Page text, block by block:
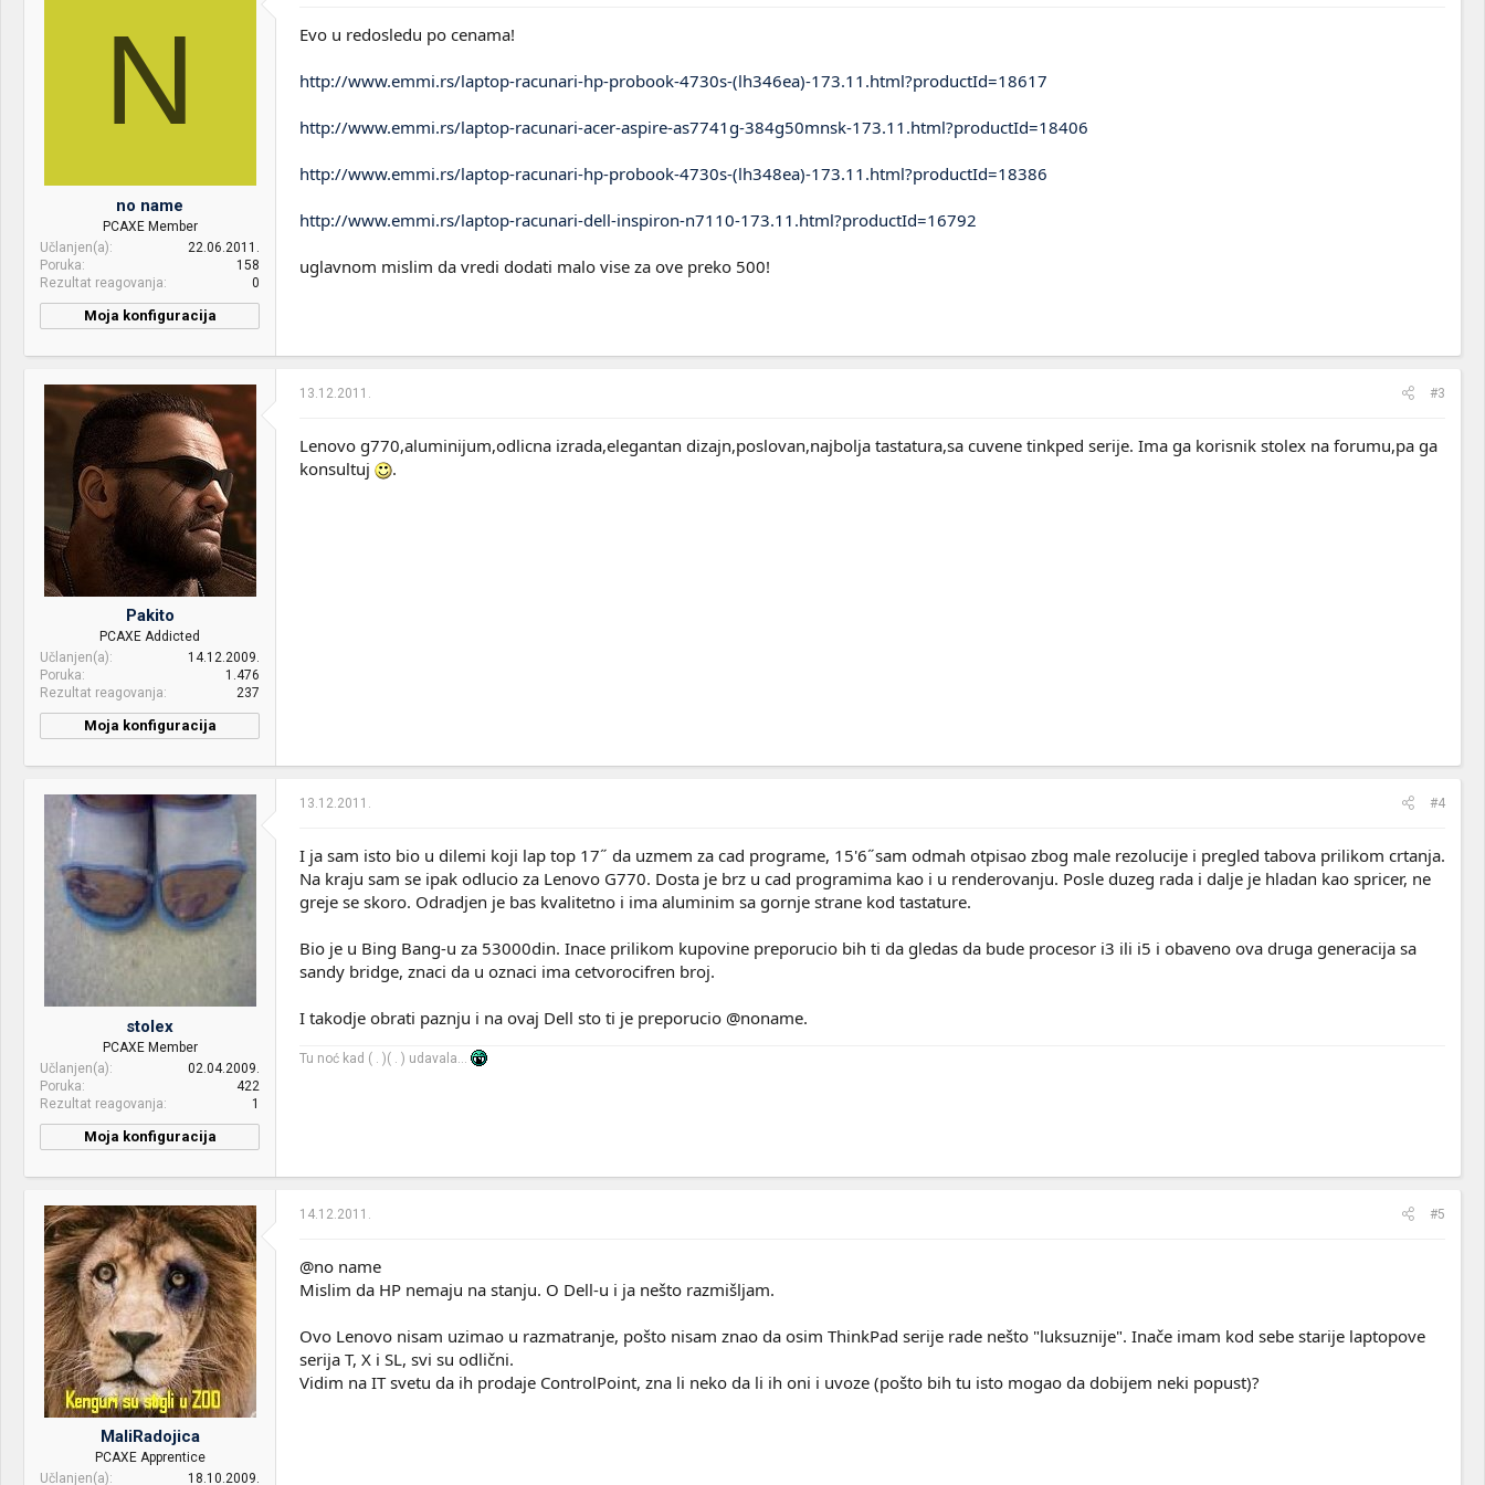
VGA & cooler:
100GB
OS & Browser: Win7
N
no name
PCAXE Member
Učlanjen(a)
22.06.2011.
Poruka
158
Rezultat reagovanja
0
Moja konfiguracija
Evo u redosledu po cenama!
http://www.emmi.rs/laptop-racunari-hp-probook-4730s-(lh346ea)-173.11.html?productId=18617
http://www.emmi.rs/laptop-racunari-acer-aspire-as7741g-384g50mnsk-173.11.html?productId=18406
http://www.emmi.rs/laptop-racunari-hp-probook-4730s-(lh348ea)-173.11.html?productId=18386
http://www.emmi.rs/laptop-racunari-dell-inspiron-n7110-173.11.html?productId=16792
uglavnom mislim da vredi dodati malo vise za ove preko 500!
Pakito
PCAXE Addicted
Učlanjen(a)
14.12.2009.
Poruka
1.476
Rezultat reagovanja
237
Moja konfiguracija
Name:
CPU & cooler:
Intel Core i5 8400 + LC-CC-
Motherboard: Asus Z370 Prime
RAM:
32GB DDR4 3200Mhz
G.Skill Trident Z b/w
VGA & cooler: EVGA GTX 970 SC
120 Samung Evo 840 + 3TB
Toshiba P300
Sound:
2.1 white waterdance
Case: NZXT Phantom 410 white
Optical drives: Asus sdrw-08d2s extern
Mice &
keyboard:
Fantech K611 / Logitech
MX510 Hero Legendary
Internet: sbb - 100mbit
OS & Browser: Win 10 PRO
Other: Redmi Note 7
13.12.2011. #3
Lenovo g770,aluminijum,odlicna izrada,elegantan dizajn,poslovan,najbolja tastatura,sa cuvene tinkped serije. Ima ga korisnik stolex na forumu,pa ga
konsultuj
.
stolex
PCAXE Member
Učlanjen(a)
02.04.2009.
Poruka
422
Rezultat reagovanja
1
Moja konfiguracija
2.33GHz 4MB
Motherboard: ASUS P5K
RAM:
KINGSTON 4 x 1GB 800MHz
DDR2
VGA & cooler:
ASUS Extreme N8600GT
SILENT/HTDP/512MB DDR3
Display: ASUS MW221U
HDD:
WD 250GB WD2500AAKS
SATA II
Sound:
Asus Xonar DX / Altec ATP3
13.12.2011. #4
I ja sam isto bio u dilemi koji lap top 17˝ da uzmem za cad programe, 15'6˝sam odmah otpisao zbog male rezolucije i pregled tabova prilikom crtanja.
Na kraju sam se ipak odlucio za Lenovo G770. Dosta je brz u cad programima kao i u renderovanju. Posle duzeg rada i dalje je hladan kao spricer, ne
greje se skoro. Odradjen je bas kvalitetno i ima aluminim sa gornje strane kod tastature.
Bio je u Bing Bang-u za 53000din. Inace prilikom kupovine preporucio bih ti da gledas da bude procesor i3 ili i5 i obaveno ova druga generacija sa
sandy bridge, znaci da u oznaci ima cetvorocifren broj.
I takodje obrati paznju i na ovaj Dell sto ti je preporucio @noname.
Tu noć kad ( . )( . ) udavala...
MaliRadojica
PCAXE Apprentice
Učlanjen(a)
18.10.2009.
14.12.2011. #5
@no name
Mislim da HP nemaju na stanju. O Dell-u i ja nešto razmišljam.
Ovo Lenovo nisam uzimao u razmatranje, pošto nisam znao da osim ThinkPad serije rade nešto "luksuznije". Inače imam kod sebe starije laptopove
serija T, X i SL, svi su odlični.
Vidim na IT svetu da ih prodaje ControlPoint, zna li neko da li ih oni i uvoze (pošto bih tu isto mogao da dobijem neki popust)?